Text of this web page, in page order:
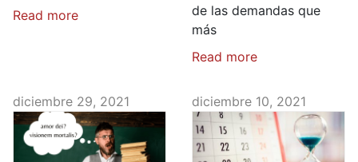
Read more
de las demandas que
más
Read more
diciembre 29, 2021 diciembre 10, 2021